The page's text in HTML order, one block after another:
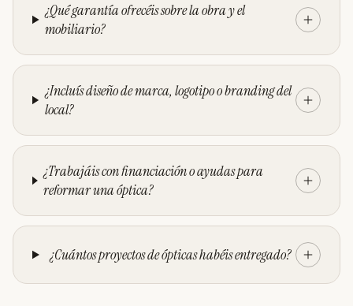
¿Qué garantía ofrecéis sobre la obra y el
mobiliario?
¿Incluís diseño de marca, logotipo o branding del
local?
¿Trabajáis con financiación o ayudas para
reformar una óptica?
¿Cuántos proyectos de ópticas habéis entregado?